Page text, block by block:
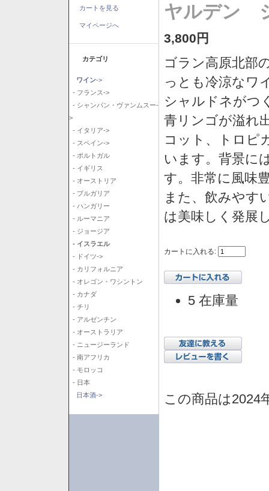
カートを見る
マイページへ
カテゴリ
ワイン->
- フランス->
- シャンパン・ヴァンムスー-
>
- イタリア->
- スペイン->
- ポルトガル
- イギリス
- オーストリア
- ブルガリア
- ハンガリー
- ルーマニア
- ジョージア
- イスラエル
- ドイツ->
- カリフォルニア
- オレゴン・ワシントン
- カナダ
- チリ
- アルゼンチン
- オーストラリア
- ニュージーランド
- 南アフリカ
- モロッコ
- 日本
日本酒->
ヤルデン
3,800円
ゴラン高原北部
っとも冷涼なワ
シャルドネがつ
青リンゴが溢れ
コット、トロピ
います。背景に
す。非常に風味
また、飲みやす
は美味しく発展
カートに入れる:
5 在庫量
この商品は2024